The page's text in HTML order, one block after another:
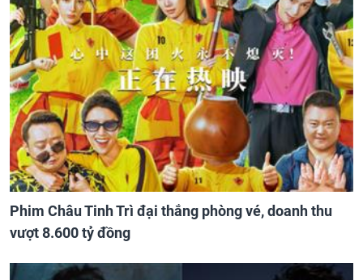
Phim Châu Tinh Trì đại thắng phòng vé, doanh thu
vượt 8.600 tỷ đồng